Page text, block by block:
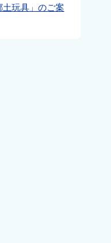
土玩具」のご案